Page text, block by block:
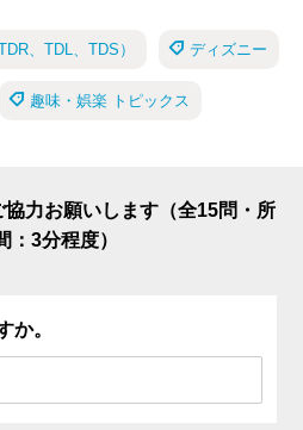
、TDL、TDS） ディズニー
趣味・娯楽 トピックス
協力お願いします（全15問・所
：3分程度）
か。